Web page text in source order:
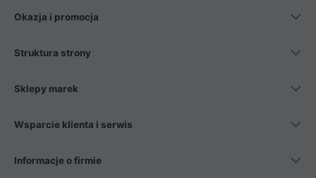
Okazja i promocja
Struktura strony
Sklepy marek
Wsparcie klienta i serwis
Informacje o firmie